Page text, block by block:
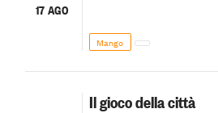
17 AGO
Mango
Il gioco della città